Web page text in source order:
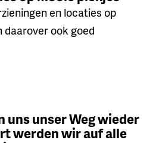
en locaties op
daarover ook goed
uns unser Weg wieder
werden wir auf alle